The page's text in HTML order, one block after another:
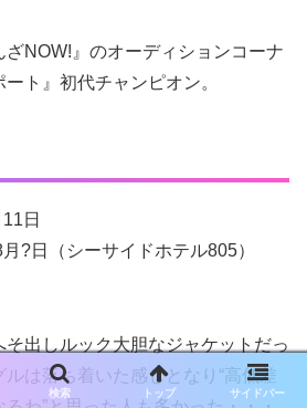
NOW!』のオーディションコーナ
ト』初代チャンピオン。
日
?日（シーサイドホテル805）
出しルック大胆なジャケットだっ
は落ち着いた感じとなり“高低差
検索 トップ サイドバー